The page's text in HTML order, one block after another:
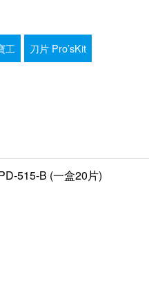
工 刀片 Pro’sKit
515-B (一盒20片)